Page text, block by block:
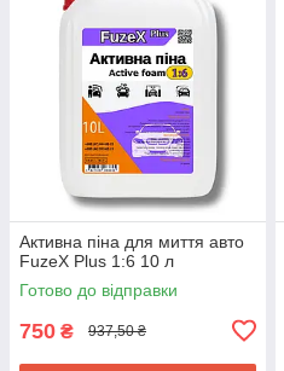
Активна піна для миття авто
FuzeX Plus 1:6 10 л
Готово до відправки
750 ₴ 937,50 ₴